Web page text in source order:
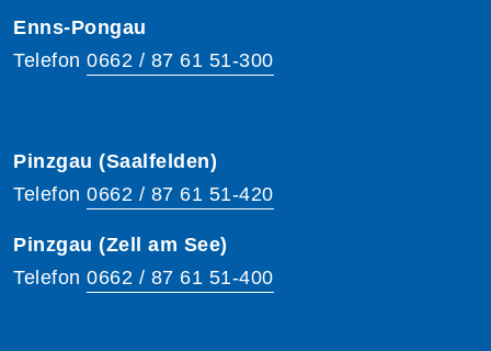
Enns-Pongau
Telefon 0662 / 87 61 51-300
Pinzgau (Saalfelden)
Telefon 0662 / 87 61 51-420
Pinzgau (Zell am See)
Telefon 0662 / 87 61 51-400